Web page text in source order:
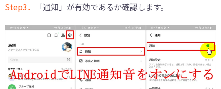
Step3．
「通知」が有効であるか確認します。